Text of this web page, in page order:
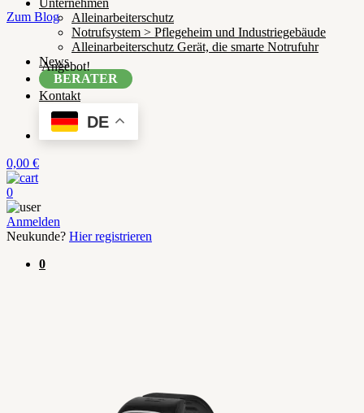
Unternehmen
Alleinarbeiterschutz
Notrufsystem > Pflegeheim und Industriegebäude
Alleinarbeiterschutz Gerät, die smarte Notrufuhr
News
BERATER
Kontakt
DE
0,00 €
0
Anmelden
Neukunde? Hier registrieren
0
Zum Blog
Angebot!